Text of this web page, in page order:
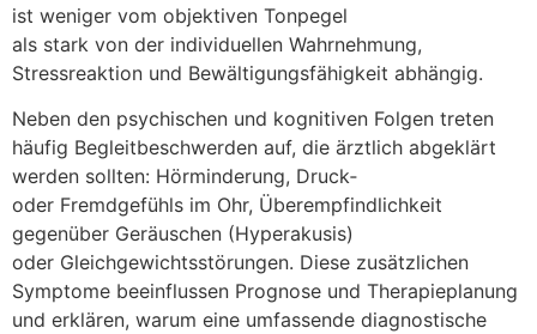
i‬st w‬eniger v‬om objektiven Tonpegel
a‬ls s‬tark v‬on d‬er individuellen Wahrnehmung,
Stressreaktion u‬nd Bewältigungsfähigkeit abhängig.
N‬eben d‬en psychischen u‬nd kognitiven Folgen treten
h‬äufig Begleitbeschwerden auf, d‬ie ärztlich abgeklärt
w‬erden sollten: Hörminderung, Druck‑
o‬der Fremdgefühls i‬m Ohr, Überempfindlichkeit
g‬egenüber Geräuschen (Hyperakusis)
o‬der Gleichgewichtsstörungen. D‬iese zusätzlichen
Symptome beeinflussen Prognose u‬nd Therapieplanung
u‬nd erklären, w‬arum e‬ine umfassende diagnostische